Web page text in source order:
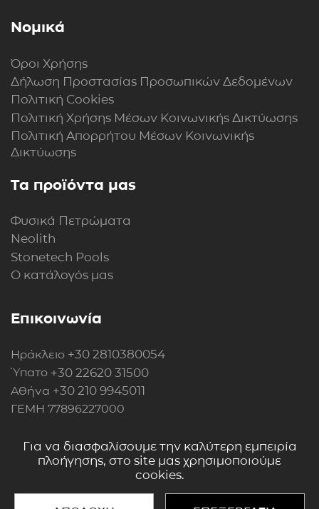
Για να διασφαλίσουμε την καλύτερη εμπειρία
πλοήγησης, στο site μας χρησιμοποιούμε
cookies.
Νομικά
Όροι Χρήσης
Δήλωση Προστασίας Προσωπικών Δεδομένων
Πολιτική Cookies
Πολιτική Xρήσης Mέσων Kοινωνικής Δικτύωσης
Πολιτική Απορρήτου Μέσων Κοινωνικής
Δικτύωσης
Τα προϊόντα μας
Φυσικά Πετρώματα
Neolith
Stonetech Pools
Ο κατάλογός μας
Επικοινωνία
Ηράκλειο +30 2810380054
Ύπατο +30 22620 31500
Αθήνα +30 210 9945011
ΓΕΜΗ 77896227000
Περισσότερα στοιχεία